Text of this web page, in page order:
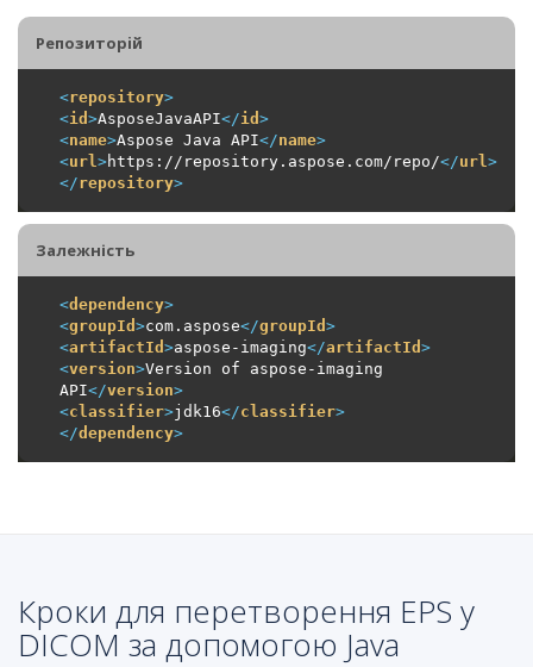
Репозиторiй
<repository>
<id >AsposeJavaAPI</id >
<name>Aspose Java API</name>
<url >https://repository.aspose.com/repo/</url >
</repository>
Залежність
<dependency>
<groupId >com.aspose</groupId >
<artifactId >aspose-imaging</artifactId >
<version>Version of aspose-imaging
API</version>
<classifier>jdk16</classifier>
</dependency>
Кроки для перетворення EPS у
DICOM за допомогою Java